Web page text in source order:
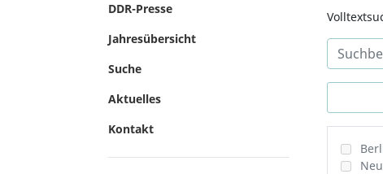
DDR-Presse
Jahresübersicht
Suche
Aktuelles
Kontakt